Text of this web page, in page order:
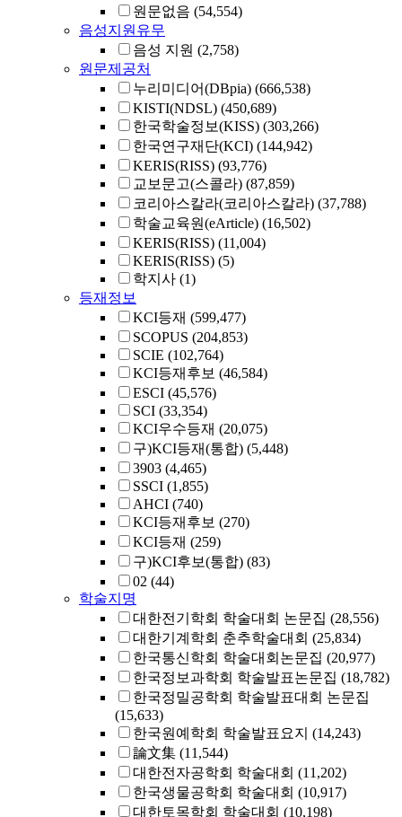
원문없음 (54,554)
음성지원유무
음성 지원 (2,758)
원문제공처
누리미디어(DBpia) (666,538)
KISTI(NDSL) (450,689)
한국학술정보(KISS) (303,266)
한국연구재단(KCI) (144,942)
KERIS(RISS) (93,776)
교보문고(스콜라) (87,859)
코리아스칼라(코리아스칼라) (37,788)
학술교육원(eArticle) (16,502)
KERIS(RISS) (11,004)
KERIS(RISS) (5)
학지사 (1)
등재정보
KCI등재 (599,477)
SCOPUS (204,853)
SCIE (102,764)
KCI등재후보 (46,584)
ESCI (45,576)
SCI (33,354)
KCI우수등재 (20,075)
구)KCI등재(통합) (5,448)
3903 (4,465)
SSCI (1,855)
AHCI (740)
KCI등재후보 (270)
KCI등재 (259)
구)KCI후보(통합) (83)
02 (44)
학술지명
대한전기학회 학술대회 논문집 (28,556)
대한기계학회 춘추학술대회 (25,834)
한국통신학회 학술대회논문집 (20,977)
한국정보과학회 학술발표논문집 (18,782)
한국정밀공학회 학술발표대회 논문집
(15,633)
한국원예학회 학술발표요지 (14,243)
論文集 (11,544)
대한전자공학회 학술대회 (11,202)
한국생물공학회 학술대회 (10,917)
대한토목학회 학술대회 (10,198)